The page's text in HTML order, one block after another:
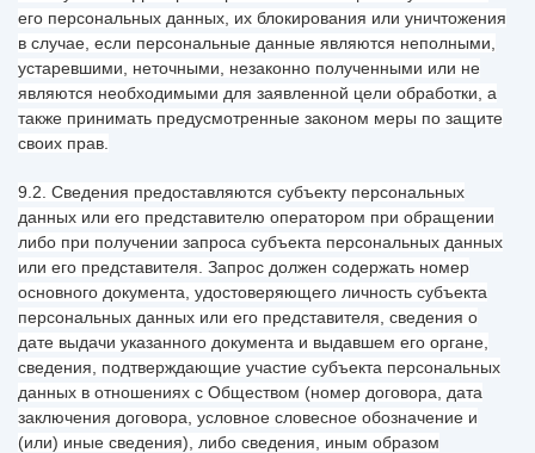
его персональных данных, их блокирования или уничтожения
в случае, если персональные данные являются неполными,
устаревшими, неточными, незаконно полученными или не
являются необходимыми для заявленной цели обработки, а
также принимать предусмотренные законом меры по защите
своих прав.
9.2. Сведения предоставляются субъекту персональных
данных или его представителю оператором при обращении
либо при получении запроса субъекта персональных данных
или его представителя. Запрос должен содержать номер
основного документа, удостоверяющего личность субъекта
персональных данных или его представителя, сведения о
дате выдачи указанного документа и выдавшем его органе,
сведения, подтверждающие участие субъекта персональных
данных в отношениях с Обществом (номер договора, дата
заключения договора, условное словесное обозначение и
(или) иные сведения), либо сведения, иным образом